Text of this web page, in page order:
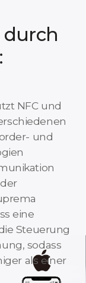
durch
NFC und
und
eine
Steuerung
sodass
als einer